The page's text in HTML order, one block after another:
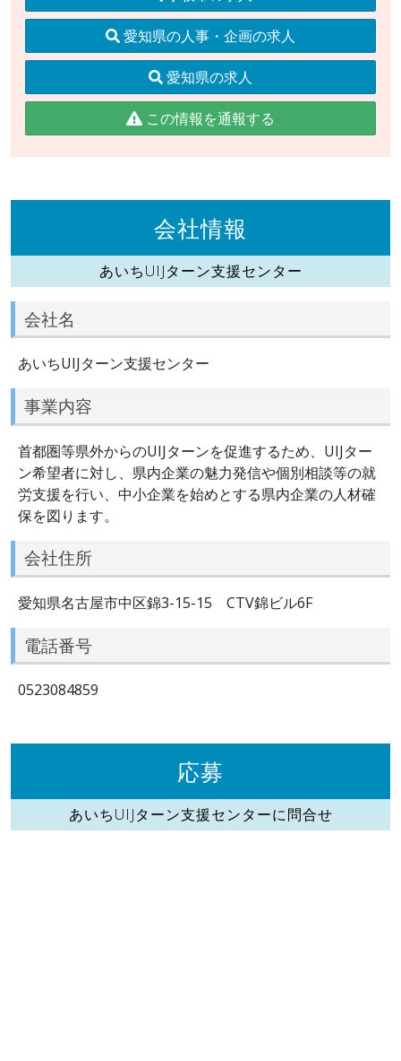
愛知県の人事・企画の求人
愛知県の求人
この情報を通報する
会社情報
あいちUIJターン支援センター
会社名
あいちUIJターン支援センター
事業内容
首都圏等県外からのUIJターンを促進するため、UIJター
ン希望者に対し、県内企業の魅力発信や個別相談等の就
労支援を行い、中小企業を始めとする県内企業の人材確
保を図ります。
会社住所
愛知県名古屋市中区錦3-15-15 CTV錦ビル6F
電話番号
0523084859
応募
あいちUIJターン支援センターに問合せ